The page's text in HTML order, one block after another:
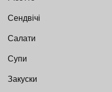
Сендвічі
Салати
Супи
Закуски